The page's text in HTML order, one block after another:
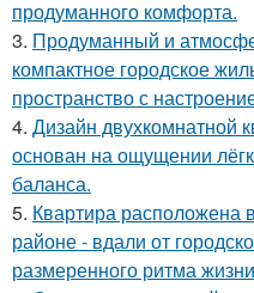
продуманного комфорта.
3. Продуманный и
компактное городское
пространство с
4. Дизайн двухкомнатной
основан на ощущении
баланса.
5. Квартира расположена
районе - вдали от
размеренного ритма